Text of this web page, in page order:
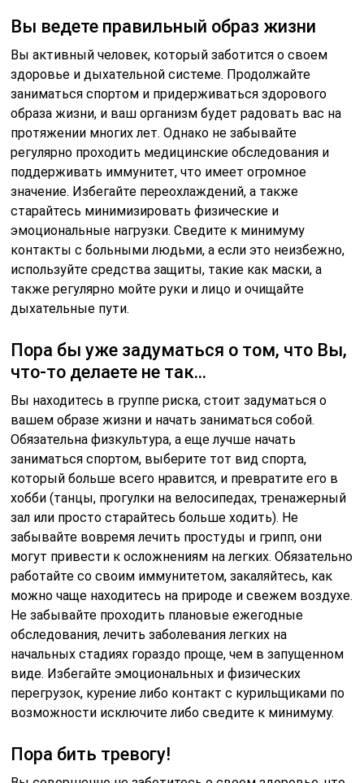
Вы ведете правильный образ жизни
Вы активный человек, который заботится о своем
здоровье и дыхательной системе. Продолжайте
заниматься спортом и придерживаться здорового
образа жизни, и ваш организм будет радовать вас на
протяжении многих лет. Однако не забывайте
регулярно проходить медицинские обследования и
поддерживать иммунитет, что имеет огромное
значение. Избегайте переохлаждений, а также
старайтесь минимизировать физические и
эмоциональные нагрузки. Сведите к минимуму
контакты с больными людьми, а если это неизбежно,
используйте средства защиты, такие как маски, а
также регулярно мойте руки и лицо и очищайте
дыхательные пути.
Пора бы уже задуматься о том, что Вы,
что-то делаете не так…
Вы находитесь в группе риска, стоит задуматься о
вашем образе жизни и начать заниматься собой.
Обязательна физкультура, а еще лучше начать
заниматься спортом, выберите тот вид спорта,
который больше всего нравится, и превратите его в
хобби (танцы, прогулки на велосипедах, тренажерный
зал или просто старайтесь больше ходить). Не
забывайте вовремя лечить простуды и грипп, они
могут привести к осложнениям на легких. Обязательно
работайте со своим иммунитетом, закаляйтесь, как
можно чаще находитесь на природе и свежем воздухе.
Не забывайте проходить плановые ежегодные
обследования, лечить заболевания легких на
начальных стадиях гораздо проще, чем в запущенном
виде. Избегайте эмоциональных и физических
перегрузок, курение либо контакт с курильщиками по
возможности исключите либо сведите к минимуму.
Пора бить тревогу!